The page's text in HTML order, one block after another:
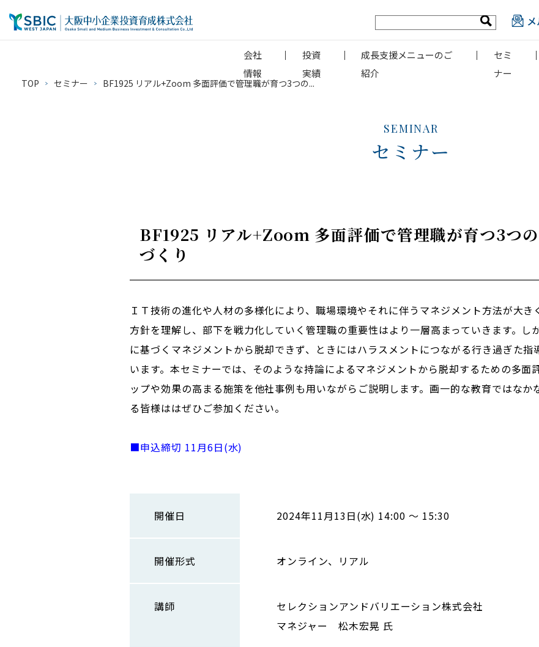
会社
情報
投資
実績
成長支援メニューのご
紹介
セミ
ナー
TOP セミナー BF1925 リアル+Zoom 多面評価で管理職が育つ3つの...
SEMINAR
セミナー
BF1925 リアル+Zoom 多面評価で管理職が育つ3つ
づくり
ＩＴ技術の進化や人材の多様化により、職場環境やそれに伴うマネジメント方法が大
方針を理解し、部下を戦力化していく管理職の重要性はより一層高まっていきます。し
に基づくマネジメントから脱却できず、ときにはハラスメントにつながる行き過ぎた指
います。本セミナーでは、そのような持論によるマネジメントから脱却するための多面
ップや効果の高まる施策を他社事例も用いながらご説明します。画一的な教育ではな
る皆様ははぜひご参加ください。
■申込締切 11月6日(水)
開催日 2024年11月13日(水) 14:00 ～ 15:30
開催形式 オンライン、リアル
講師
セレクションアンドバリエーション株式会社
マネジャー 松木宏晃 氏